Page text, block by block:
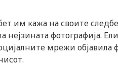
им кажа на своите
нејзината фотографија.
мрежи објавила